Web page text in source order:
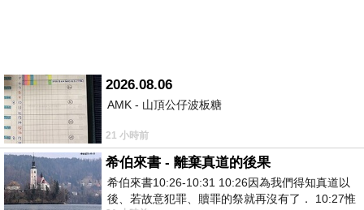
2026.08.06
AMK - 山頂公仔波板糖
21 小時前
希伯來書 - 離棄真道的後果
希伯來書10:26-10:31 10:26因為我們得知真道以
後、若故意犯罪、贖罪的祭就再沒有了． 10:27惟